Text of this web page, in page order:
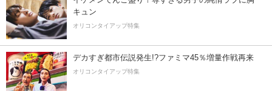
キュン
オリコンタイアップ特集
デカすぎ都市伝説発生!?ファミマ45％増量作戦再来
オリコンタイアップ特集